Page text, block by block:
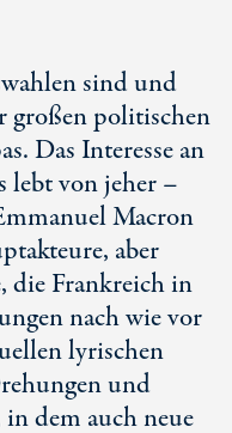
sind und
großen politischen
Das Interesse an
lebt von jeher –
Macron
aber
die Frankreich in
nach wie vor
lyrischen
und
dem auch neue